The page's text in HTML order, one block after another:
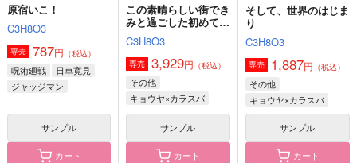
原宿いこ！
C3H8O3
専売 787円 （税込）
呪術廻戦
日車寛見
ジャッジマン
サンプル
カート
この素晴らしい街でき
みと過ごした初めての
時間
C3H8O3
専売 3,929円 （税込）
その他
キョウヤ×カラスバ
サンプル
カート
そして、世界のはじま
り
C3H8O3
専売 1,887円 （税込）
その他
キョウヤ×カラスバ
サンプル
カート